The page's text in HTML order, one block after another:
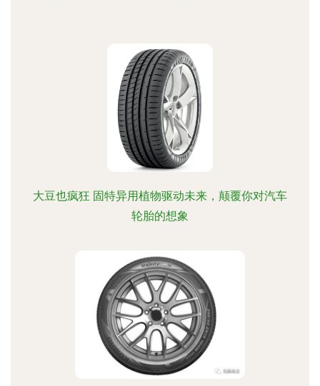
大豆也疯狂 固特异用植物驱动未来，颠覆你对汽车
轮胎的想象